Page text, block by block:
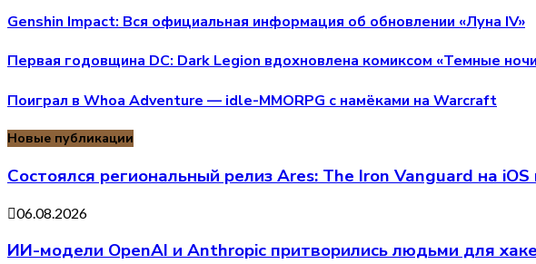
Genshin Impact: Вся официальная информация об обновлении «Луна IV»
Первая годовщина DC: Dark Legion вдохновлена комиксом «Темные
Поиграл в Whoa Adventure — idle-MMORPG с намёками на Warcraft
Новые публикации
Состоялся региональный релиз Ares: The Iron Vanguard на
06.08.2026
ИИ-модели OpenAI и Anthropic притворились людьми для